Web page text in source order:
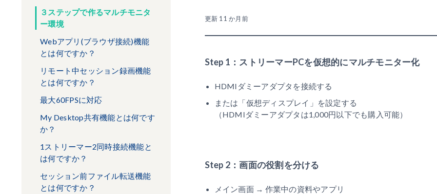
３ステップで作るマルチモニタ
ー環境
Webアプリ(ブラウザ接続)機能
とは何ですか？
リモート中セッション録画機能
とは何ですか？
最大60FPSに対応
My Desktop共有機能とは何です
か？
1ストリーマー2同時接続機能と
は何ですか？
セッション前ファイル転送機能
とは何ですか？
更新 11 か月前
Step 1：ストリーマーPCを仮想的にマルチモニター化
HDMIダミーアダプタを接続する
または「仮想ディスプレイ」を設定する
（HDMIダミーアダプタは1,000円以下でも購入可能）
Step 2：画面の役割を分ける
メイン画面 → 作業中の資料やアプリ